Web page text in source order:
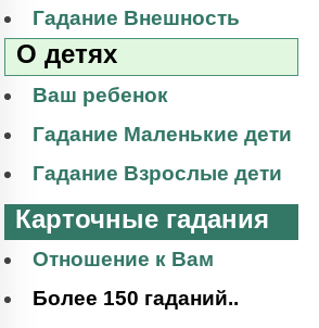
Гадание Внешность
О детях
Ваш ребенок
Гадание Маленькие дети
Гадание Взрослые дети
Карточные гадания
Отношение к Вам
Более 150 гаданий..